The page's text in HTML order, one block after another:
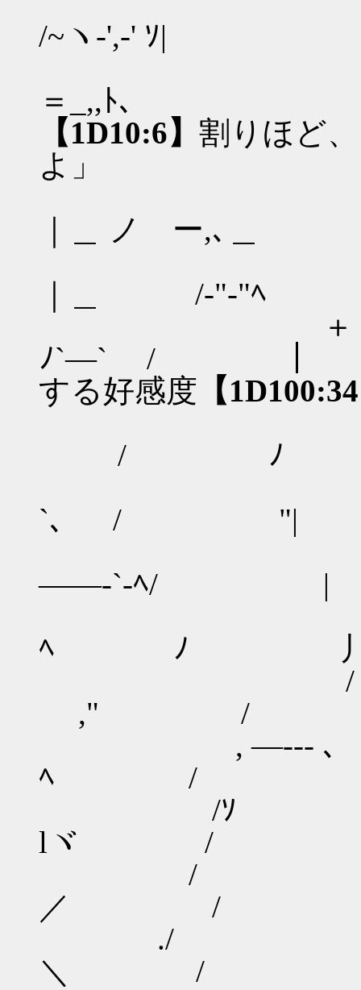
/~ヽ-',-' ｿ|
＝_,,ﾄ
【1D10:6】 割りほど
よ」
｜＿ ノ ー,､＿
｜＿ /-"-"ﾍ
＋ / | ..,
ﾉ`―` / ｜
する好感度 【
/ ﾉ
`､ / "|
――-`-ﾍ/ |
ﾍ ﾉ
/ `―---,
," /
, ―--- ､ /
ﾍ /
/ｿ ヽ /r"
lヾ /
/ ＼/―/
／ /
./ , ＼/l`''
＼ /